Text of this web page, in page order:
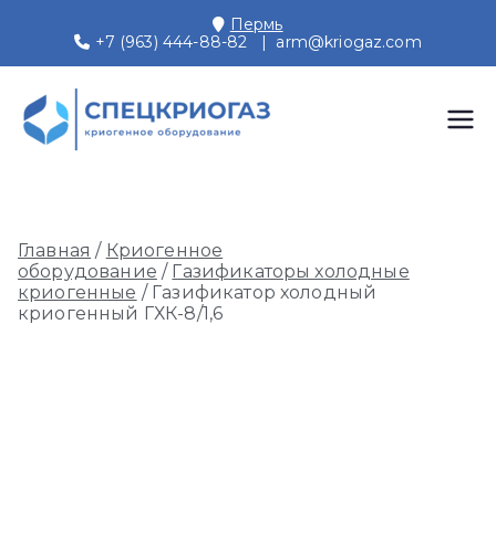
содержимому
Пермь
+7 (963) 444-88-82 | arm@kriogaz.com
Производство и поставки
Главная / Криогенное
оборудование / Газификаторы холодные
криогенные / Газификатор холодный
криогенный ГХК-8/1,6